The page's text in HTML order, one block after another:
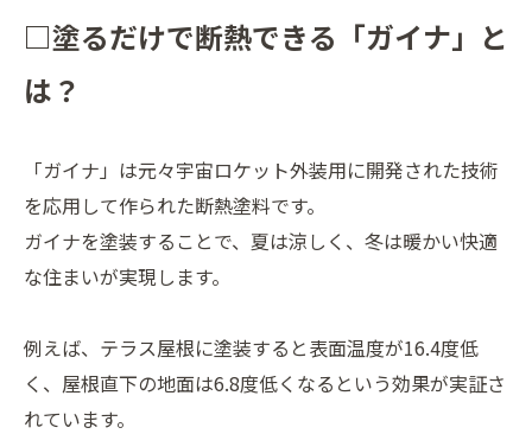
□塗るだけで断熱できる「ガイナ」と
は？
「ガイナ」は元々宇宙ロケット外装用に開発された技術
を応用して作られた断熱塗料です。
ガイナを塗装することで、夏は涼しく、冬は暖かい快適
な住まいが実現します。
例えば、テラス屋根に塗装すると表面温度が16.4度低
く、屋根直下の地面は6.8度低くなるという効果が実証さ
れています。